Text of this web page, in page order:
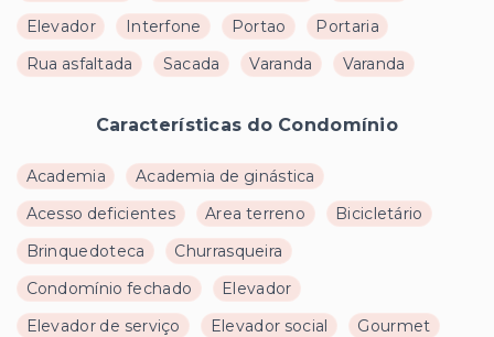
Elevador
Interfone Portao
Portaria
Rua asfaltada
Sacada Varanda Varanda
Características do Condomínio
Academia
Academia de ginástica
Acesso deficientes
Area terreno
Bicicletário
Brinquedoteca
Churrasqueira
Condomínio fechado
Elevador
Elevador de serviço
Elevador social
Gourmet